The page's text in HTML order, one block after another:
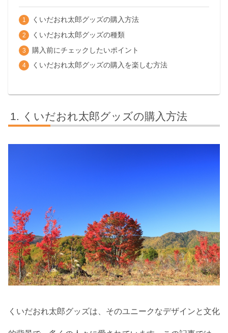
くいだおれ太郎グッズの購入方法
くいだおれ太郎グッズの種類
購入前にチェックしたいポイント
くいだおれ太郎グッズの購入を楽しむ方法
くいだおれ太郎グッズの購入方法
くいだおれ太郎グッズは、そのユニークなデザインと文化